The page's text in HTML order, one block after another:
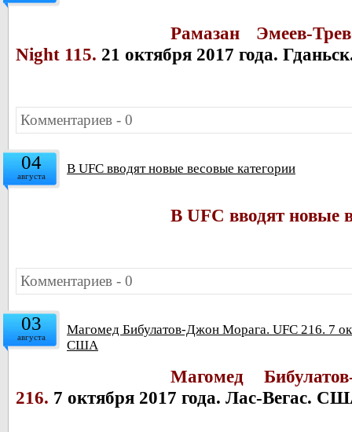
Рамазан Эмеев-
Night 115. 21 октября 2017 года.
Комментариев - 0
04
августа В UFC вводят новые весовые категории
В UFC вводят новые
Комментариев - 0
03
августа
Магомед Бибулатов-Джон Морага. UFC 216. 7
США
Магомед
216. 7 октября 2017 года. Лас-Вегас.